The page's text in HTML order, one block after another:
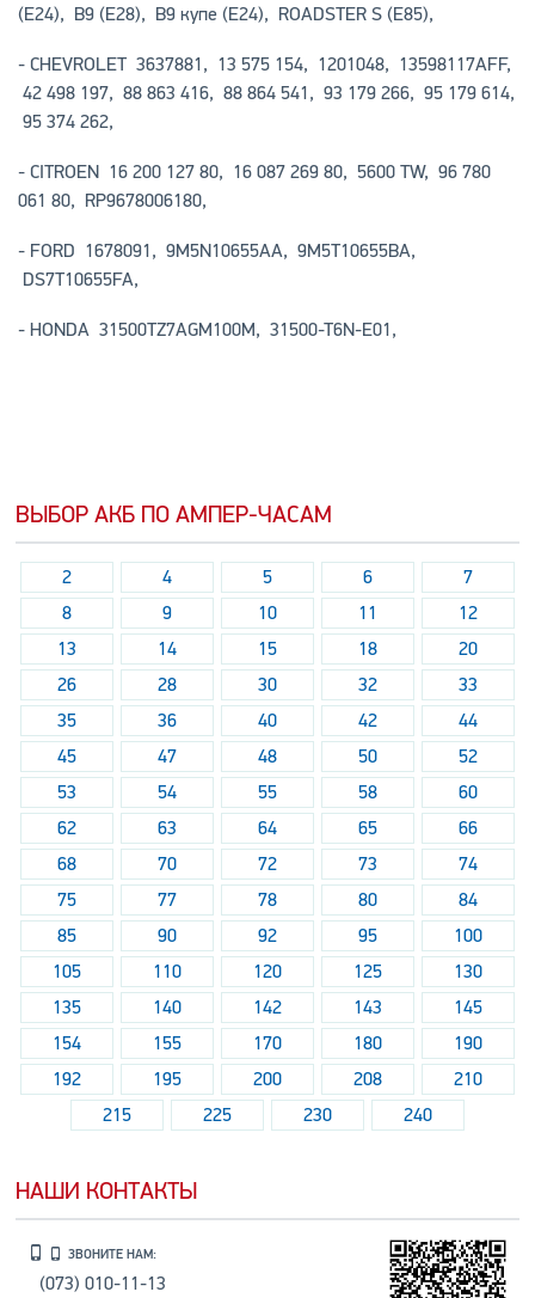
(E24), B9 (E28), B9 купе(E24), ROADSTER S (E85),
- CHEVROLET 3637881, 13 575 154, 1201048, 13598117AFF,
42 498 197, 88 863 416, 88 864 541, 93 179 266, 95 179 614,
95 374 262,
- CITROEN 16 200 127 80, 16 087 269 80, 5600 TW, 96 780
061 80, RP9678006180,
- FORD 1678091, 9M5N10655AA, 9M5T10655BA,
DS7T10655FA,
- HONDA 31500TZ7AGM100M, 31500-T6N-E01,
ВЫБОР АКБ ПО АМПЕР-ЧАСАМ
2 4 5 6
7
8
9 10 11
12
13
14 15 18
20
26
28 30 32
33
35
36 40 42
44
45
47 48 50
52
53
54 55 58
60
62
63 64 65
66
68
70 72 73
74
75
77 78 80
84
85
90 92 95
100
105
110 120 125
130
135
140 142 143
145
154
155 170 180
190
192
195 200 208
210
215
225 230 240
НАШИ КОНТАКТЫ
ЗВОНИТЕ НАМ:
(073) 010-11-13